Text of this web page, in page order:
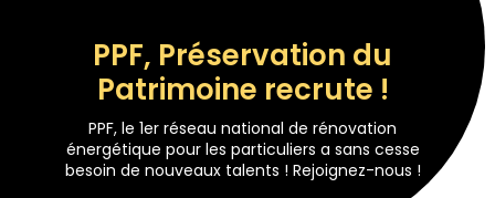
PPF, Préservation du
Patrimoine recrute !
PPF, le 1er réseau national de rénovation
énergétique pour les particuliers a sans cesse
besoin de nouveaux talents ! Rejoignez-nous !